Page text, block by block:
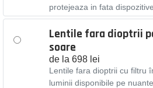
protejeaza in fata
Lentile fara dioptrii
soare
de la 698 lei
Lentile fara dioptrii cu filtru
luminii disponibile pe